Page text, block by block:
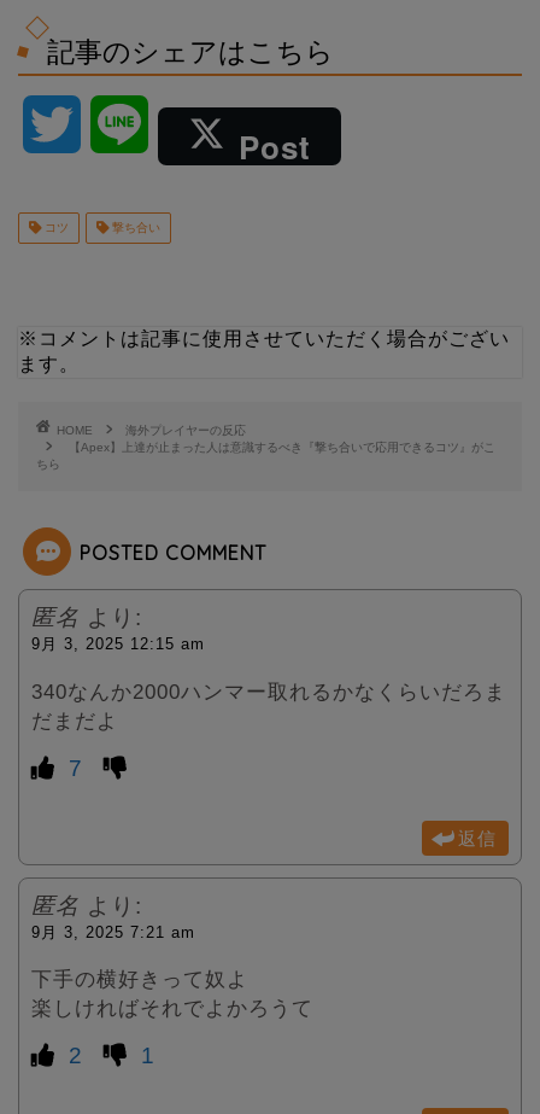
記事のシェアはこちら
i n
Post
コツ 撃ち合い
※コメントは記事に使用させていただく場合がござい
ます。
HOME
海外プレイヤーの反応
【Apex】上達が止まった人は意識するべき『撃ち合いで応用できるコツ』がこ
ちら
POSTED COMMENT
匿名 より:
9月 3, 2025 12:15 am
340なんか2000ハンマー取れるかなくらいだろま
だまだよ
7
返信
匿名 より:
9月 3, 2025 7:21 am
下手の横好きって奴よ
楽しければそれでよかろうて
2 1